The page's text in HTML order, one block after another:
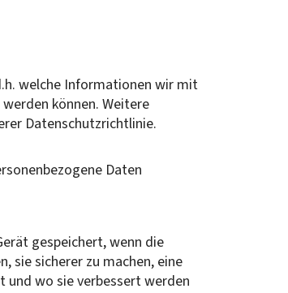
welche Informationen wir mit
können. Weitere
Datenschutzrichtlinie.
Daten
gespeichert, wenn die
sie sicherer zu machen, eine
und wo sie verbessert werden